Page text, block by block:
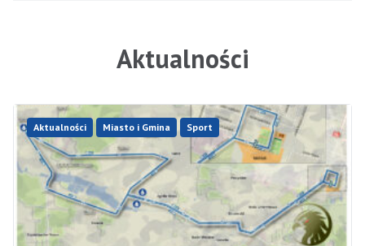
Aktualności
Aktualności Miasto i Gmina Sport